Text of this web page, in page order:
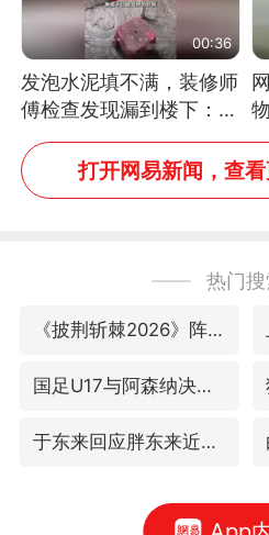
00:36
发泡水泥填不满，装修师
傅检查发现漏到楼下：出
风口未延伸到外墙
打开网易新闻，查
热门搜
《披荆斩棘2026》阵容官宣
国足U17与阿森纳决赛取消 并列冠军
于东来回应胖东来近25年老店年底关闭